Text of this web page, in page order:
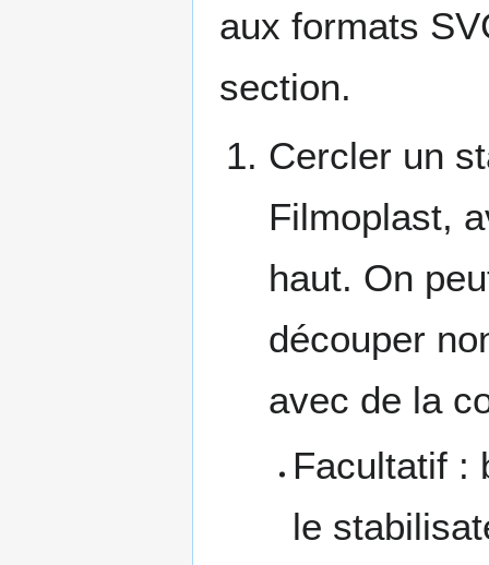
aux formats
section.
Cercler un
Filmoplast,
haut. On
découper
avec de la
Facultatif :
le